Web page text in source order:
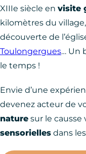
XIIIe siècle en visite
kilomètres du
découverte de
Toulongergues… Un
le temps !
Envie d’une
devenez acteur de
nature sur le causse
sensorielles dans